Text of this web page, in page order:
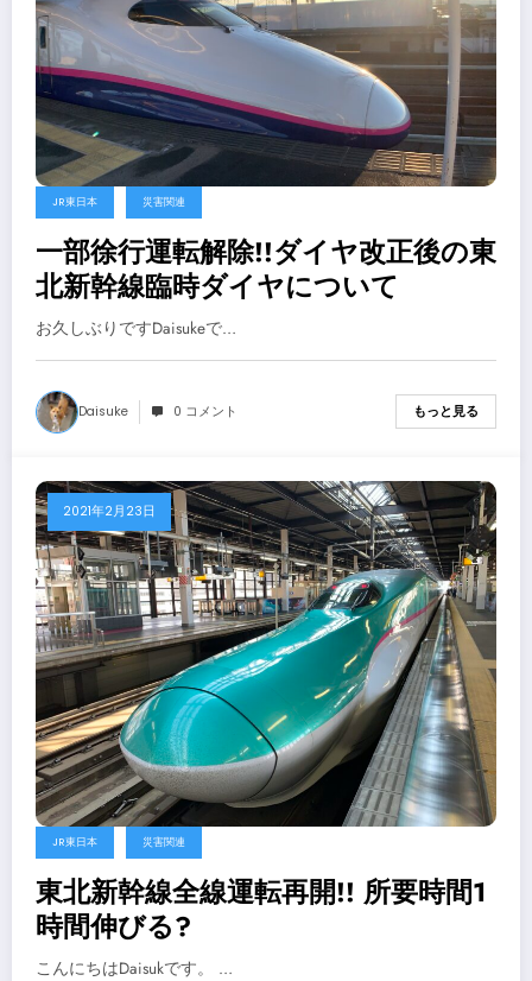
JR東日本 災害関連
一部徐行運転解除!!ダイヤ改正後の東
北新幹線臨時ダイヤについて
お久しぶりですDaisukeで…
Daisuke 0 コメント もっと見る
2021年2月23日
JR東日本 災害関連
東北新幹線全線運転再開!! 所要時間1
時間伸びる?
こんにちはDaisukです。 …